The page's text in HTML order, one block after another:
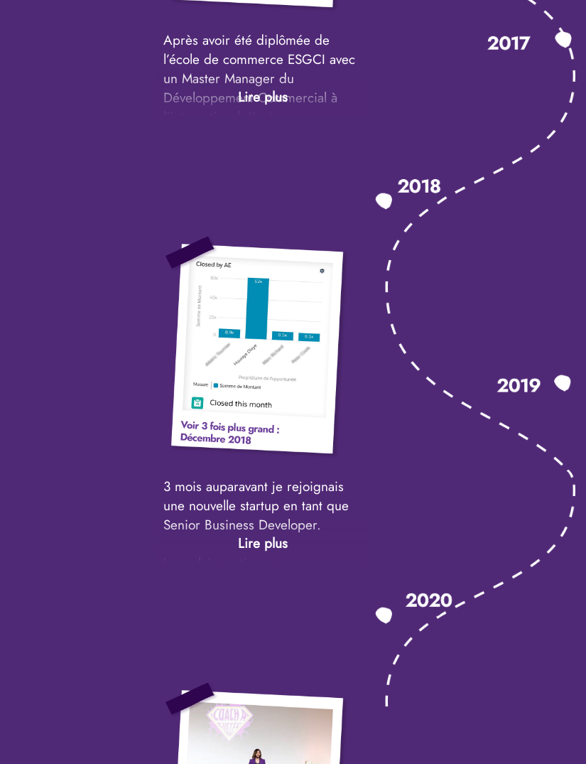
Après avoir été diplômée de
l’école de commerce ESGCI avec
un Master Manager du
Développement Commercial à
nommée Salecycle.
Je me hisse en quelques semaines
à peine parmi les Top Performers
au niveau mondial et le CEO
m’envoit dans la filiale en
Angleterre former un équipe
d’une dizaine de commerciaux.
Je réalise qu’au-delà d’aimer
vendre, j’adore transmettre et
accompagner les autres à
3 mois auparavant je rejoignais
une nouvelle startup en tant que
Senior Business Developer.
000€ fixé mais de faire 3X cet
objectif.
Tandis que mes 3 autres collègues
parviennent à faire seulement